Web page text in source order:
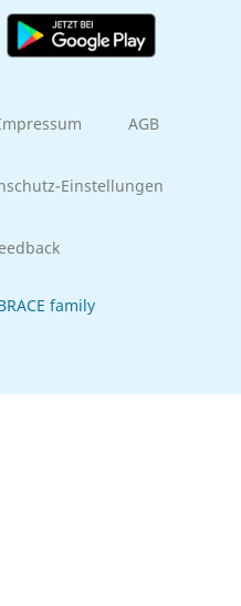
AGB
Einstellungen
family